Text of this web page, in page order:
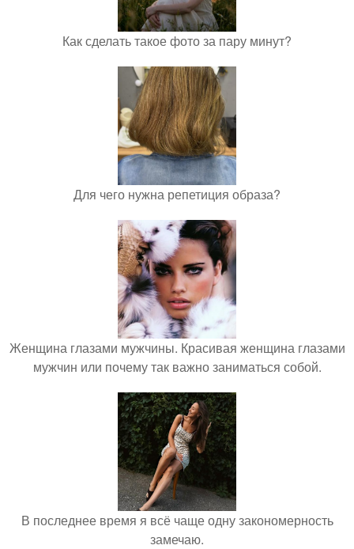
Как сделать такое фото за пару минут?
Для чего нужна репетиция образа?
Женщина глазами мужчины. Красивая женщина глазами
мужчин или почему так важно заниматься собой.
В последнее время я всё чаще одну закономерность
замечаю.